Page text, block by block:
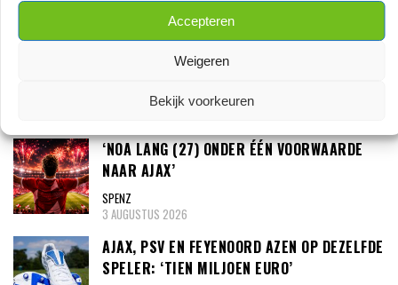
Accepteren
Weigeren
Bekijk voorkeuren
3 AUGUSTUS 2026
MEXX MEERDINK (23) WAS BANG DAT HIJ
ZIJN OOR WAS VERLOREN
‘NOA LANG (27) ONDER ÉÉN VOORWAARDE
NAAR AJAX’
SPENZ
3 AUGUSTUS 2026
AJAX, PSV EN FEYENOORD AZEN OP DEZELFDE
SPELER: ‘TIEN MILJOEN EURO’